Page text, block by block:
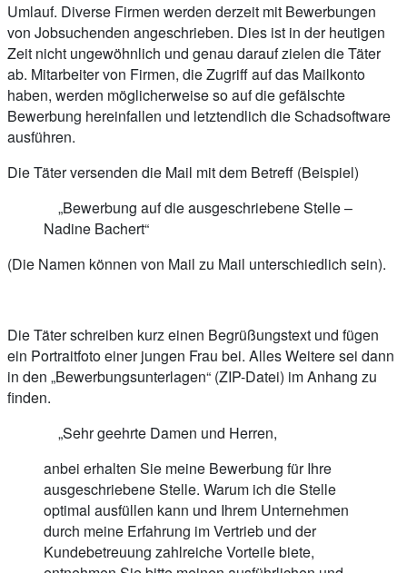
Umlauf. Diverse Firmen werden derzeit mit Bewerbungen
von Jobsuchenden angeschrieben. Dies ist in der heutigen
Zeit nicht ungewöhnlich und genau darauf zielen die Täter
ab. Mitarbeiter von Firmen, die Zugriff auf das Mailkonto
haben, werden möglicherweise so auf die gefälschte
Bewerbung hereinfallen und letztendlich die Schadsoftware
ausführen.
Die Täter versenden die Mail mit dem Betreff (Beispiel)
„Bewerbung auf die ausgeschriebene Stelle –
Nadine Bachert“
(Die Namen können von Mail zu Mail unterschiedlich sein).
Die Täter schreiben kurz einen Begrüßungstext und fügen
ein Portraitfoto einer jungen Frau bei. Alles Weitere sei dann
in den „Bewerbungsunterlagen“ (ZIP-Datei) im Anhang zu
finden.
„Sehr geehrte Damen und Herren,
anbei erhalten Sie meine Bewerbung für Ihre
ausgeschriebene Stelle. Warum ich die Stelle
optimal ausfüllen kann und Ihrem Unternehmen
durch meine Erfahrung im Vertrieb und der
Kundebetreuung zahlreiche Vorteile biete,